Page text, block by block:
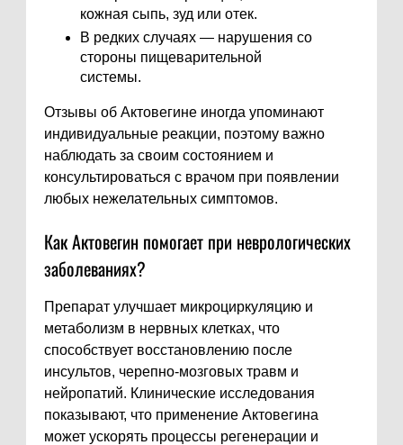
кожная сыпь, зуд или отек.
В редких случаях — нарушения со
стороны пищеварительной
системы.
Отзывы об Актовегине иногда упоминают
индивидуальные реакции, поэтому важно
наблюдать за своим состоянием и
консультироваться с врачом при появлении
любых нежелательных симптомов.
Как Актовегин помогает при неврологических
заболеваниях?
Препарат улучшает микроциркуляцию и
метаболизм в нервных клетках, что
способствует восстановлению после
инсультов, черепно-мозговых травм и
нейропатий. Клинические исследования
показывают, что применение Актовегина
может ускорять процессы регенерации и